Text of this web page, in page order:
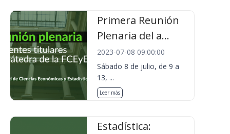
Primera Reunión
Plenaria del a...
2023-07-08 09:00:00
Sábado 8 de julio, de 9 a
13, ...
Leer más
Estadística: